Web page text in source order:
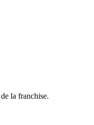
la franchise.